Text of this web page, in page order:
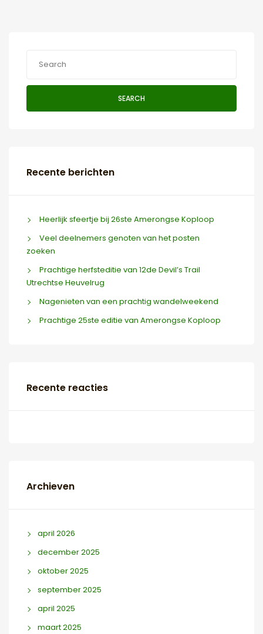
SEARCH
Recente berichten
Heerlijk sfeertje bij 26ste Amerongse Koploop
Veel deelnemers genoten van het posten
zoeken
Prachtige herfsteditie van 12de Devil’s Trail
Utrechtse Heuvelrug
Nagenieten van een prachtig wandelweekend
Prachtige 25ste editie van Amerongse Koploop
Recente reacties
Archieven
april 2026
december 2025
oktober 2025
september 2025
april 2025
maart 2025